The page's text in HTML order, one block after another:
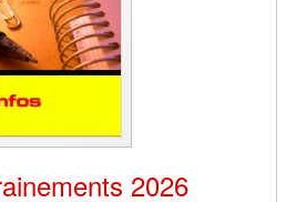
2026